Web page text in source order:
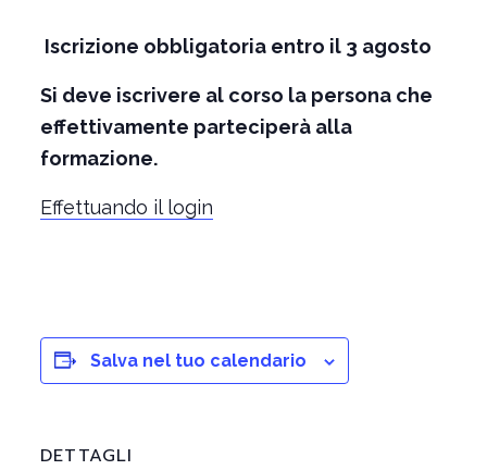
Iscrizione obbligatoria entro il 3 agosto
Si deve iscrivere al corso la persona che
effettivamente parteciperà alla
formazione.
Effettuando il login
Salva nel tuo calendario
DETTAGLI